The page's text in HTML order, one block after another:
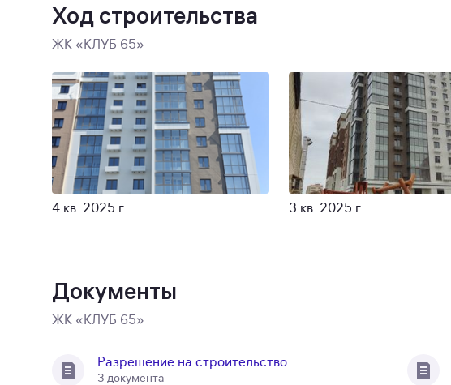
Ход строительства
ЖК «КЛУБ 65»
4 кв. 2025 г. 3 кв. 2025 г.
Документы
ЖК «КЛУБ 65»
Разрешение на строительство
3 документа